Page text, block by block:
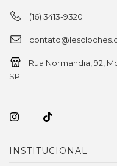
(16) 3413-9320
Rua Normandia, 92,
SP
INSTITUCIONAL